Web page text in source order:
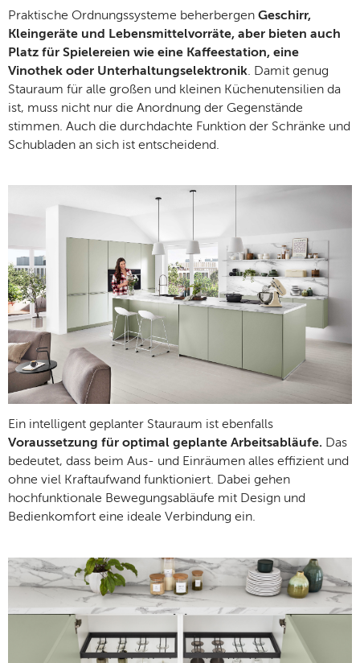
Praktische Ordnungssysteme beherbergen Geschirr,
Kleingeräte und Lebensmittelvorräte, aber bieten auch
Platz für Spielereien wie eine Kaffeestation, eine
Vinothek oder Unterhaltungselektronik. Damit genug
Stauraum für alle großen und kleinen Küchenutensilien da
ist, muss nicht nur die Anordnung der Gegenstände
stimmen. Auch die durchdachte Funktion der Schränke und
Schubladen an sich ist entscheidend.
Ein intelligent geplanter Stauraum ist ebenfalls
Voraussetzung für optimal geplante Arbeitsabläufe. Das
bedeutet, dass beim Aus- und Einräumen alles effizient und
ohne viel Kraftaufwand funktioniert. Dabei gehen
hochfunktionale Bewegungsabläufe mit Design und
Bedienkomfort eine ideale Verbindung ein.